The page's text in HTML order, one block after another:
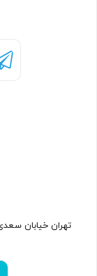
تهران خیابان سعدی